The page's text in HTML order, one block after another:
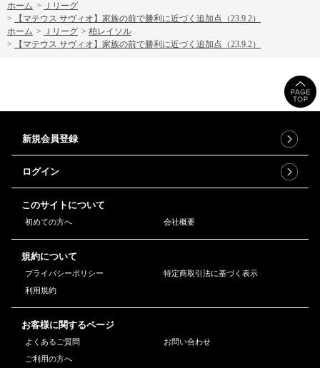
ホーム > Ｊリーグ
>
【マテウス サヴィオ】家族の前で勝利に近づく追加点（23.9.2）
ホーム > Ｊリーグ > 柏レイソル
>
【マテウス サヴィオ】家族の前で勝利に近づく追加点（23.9.2）
新規会員登録
ログイン
このサイトについて
初めての方へ 会社概要
規約について
プライバシーポリシー
特定商取引法に基づく表示
利用規約
お客様に関するページ
よくあるご質問
お問い合わせ
ご利用の方へ